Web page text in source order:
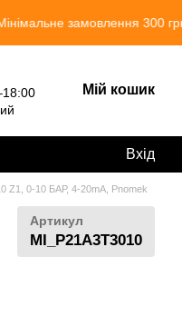
замовлення 300 грн. Ми
Мій кошик
Вхід
Z1, 0-10 БАР, 4-20mA, Pnomek
Артикул
MI_P21A3T3010